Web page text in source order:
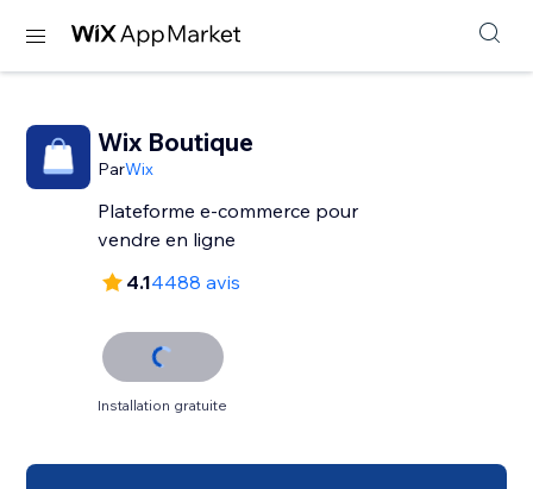
Wix Boutique
ParWix
Plateforme e-commerce pour
vendre en ligne
4.14488 avis
Installation gratuite